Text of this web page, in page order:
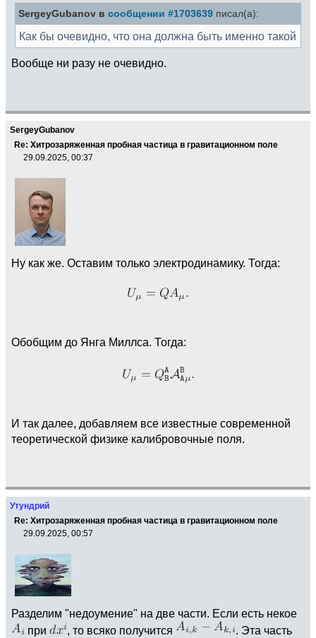
SergeyGubanov в сообщении #1703639 писал(а):
Как бы очевидно, что она должна быть именно такой
Вообще ни разу не очевидно.
SergeyGubanov
Re: Хитрозаряженная пробная частица в гравитационном поле
29.09.2025, 00:37
Ну как же. Оставим только электродинамику. Тогда:
Обобщим до Янга Миллса. Тогда:
И так далее, добавляем все известные современной
теоретической физике калибровочные поля.
Утундрий
Re: Хитрозаряженная пробная частица в гравитационном поле
29.09.2025, 00:57
Разделим "недоумение" на две части. Если есть некое
при
, то всяко получится
. Эта часть